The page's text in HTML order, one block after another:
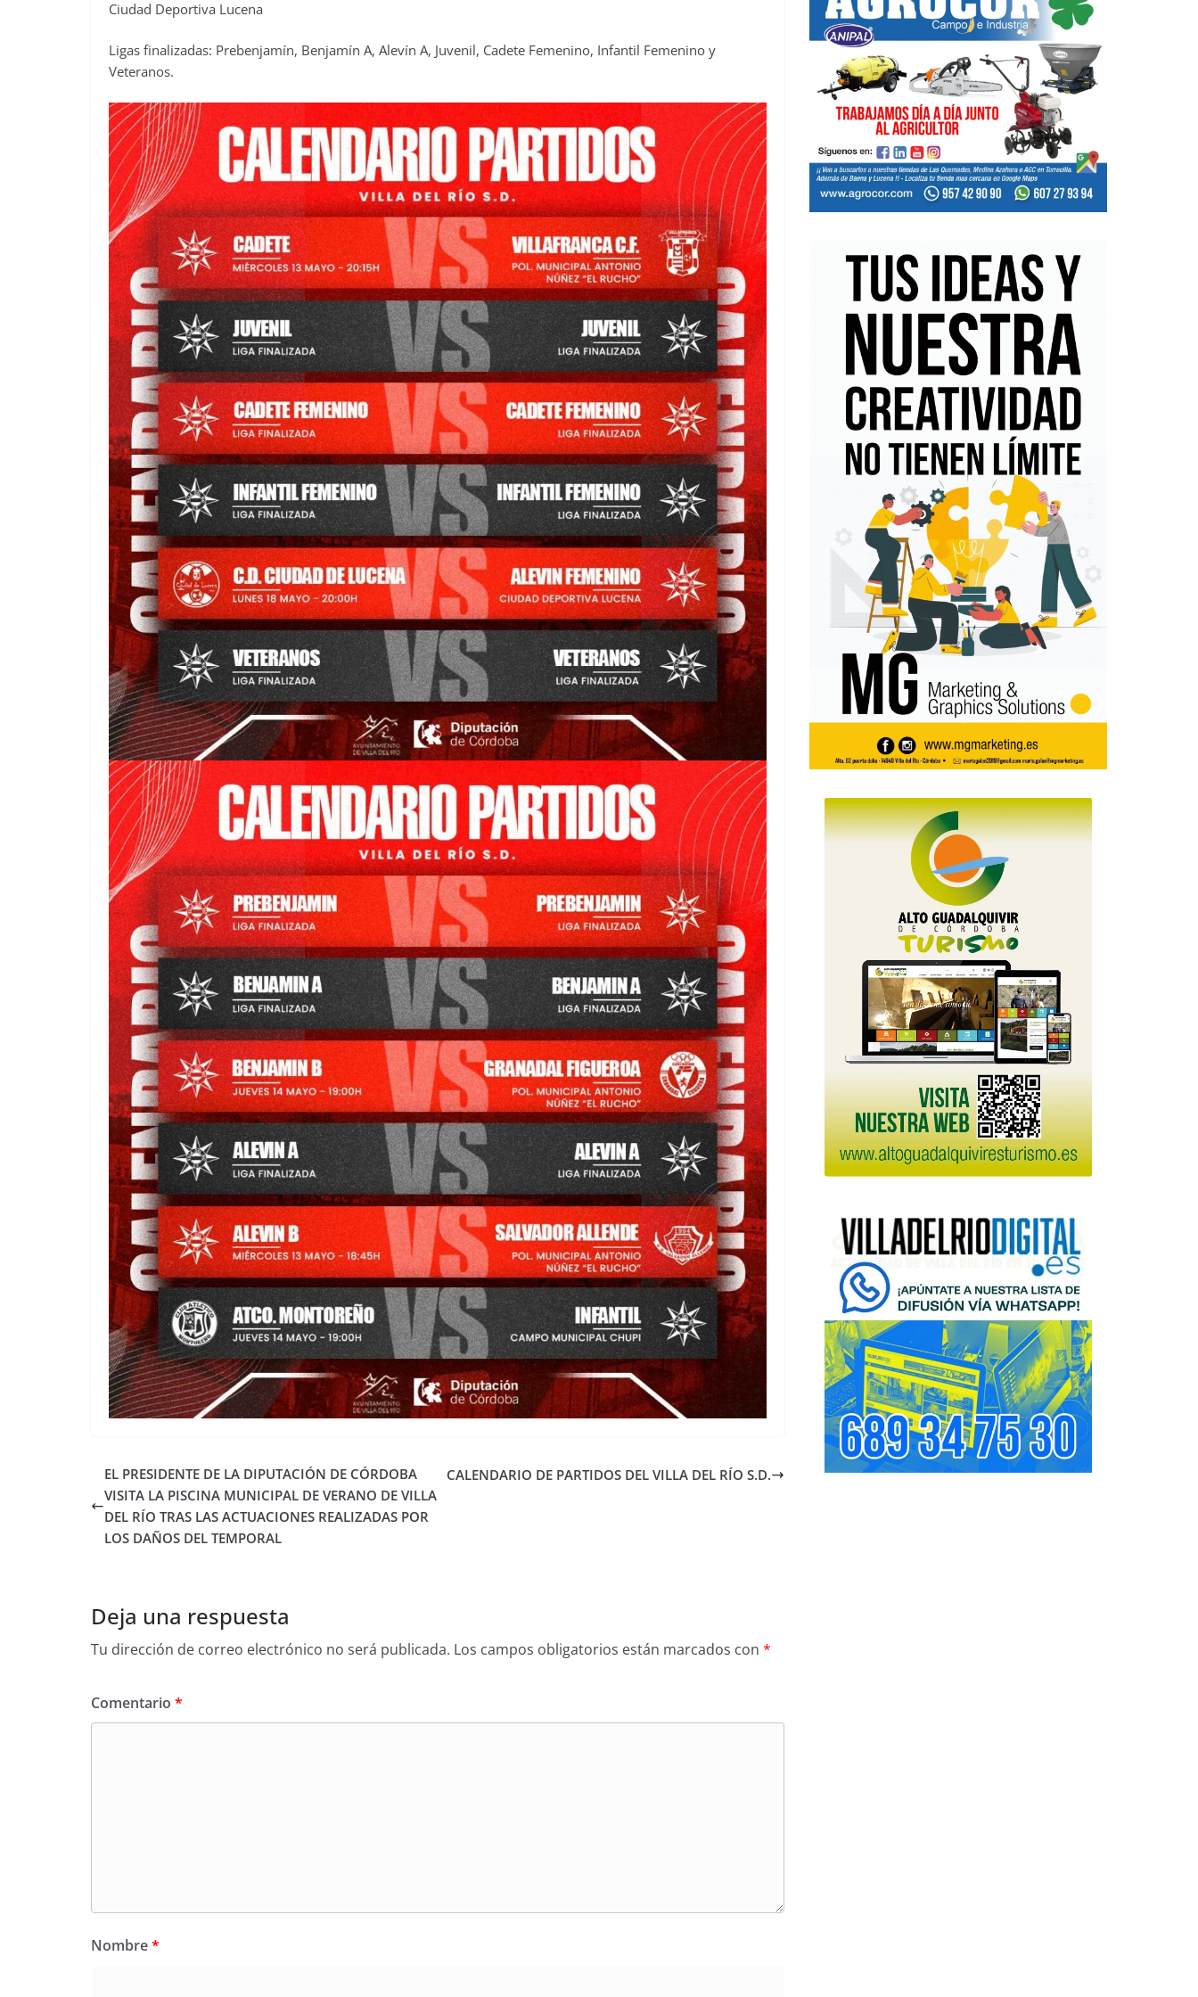
Ciudad Deportiva Lucena
Ligas finalizadas: Prebenjamín, Benjamín A, Alevín A, Juvenil, Cadete Femenino, Infantil Femenino y
Veteranos.
EL PRESIDENTE DE LA DIPUTACIÓN DE CÓRDOBA
VISITA LA PISCINA MUNICIPAL DE VERANO DE VILLA
DEL RÍO TRAS LAS ACTUACIONES REALIZADAS POR
LOS DAÑOS DEL TEMPORAL
CALENDARIO DE PARTIDOS DEL VILLA DEL RÍO S.D.
Deja una respuesta
Tu dirección de correo electrónico no será publicada. Los campos obligatorios están marcados con *
Comentario *
Nombre*